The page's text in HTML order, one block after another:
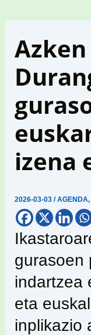
izena
2026-03-03/AGENDA,
gurasoen
indartzea
eta
inplikazio